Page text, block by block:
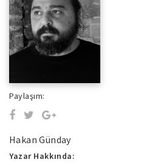
Paylaşım:
Hakan Günday
Yazar Hakkında: